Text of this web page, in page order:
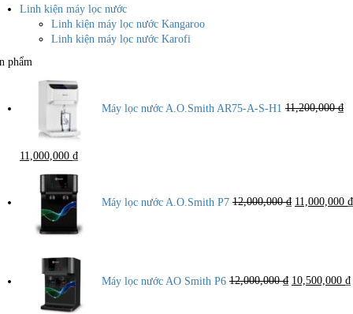
Linh kiện máy lọc nước
Linh kiện máy lọc nước Kangaroo
Linh kiện máy lọc nước Karofi
phẩm
Máy lọc nước A.O.Smith AR75-A-S-H1 11,200,000₫
Giá
11,200,000 ₫.
11,000,000 ₫Giá
Máy lọc nước A.O.Smith P7 12,000,000₫ là:
11,000,000 ₫
Máy lọc nước AO Smith P6 12,000,000₫ là:
10,500,000 ₫